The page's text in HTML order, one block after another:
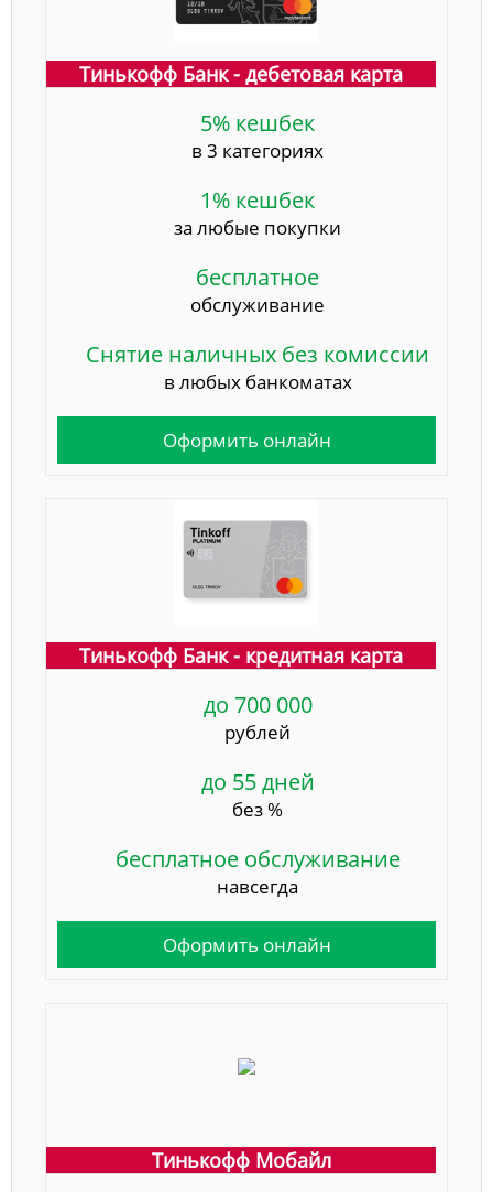
Тинькофф Банк - дебетовая карта
5% кешбек
в 3 категориях
1% кешбек
за любые покупки
бесплатное
обслуживание
Снятие наличных без комиссии
в любых банкоматах
Оформить онлайн
Тинькофф Банк - кредитная карта
до 700 000
рублей
до 55 дней
без %
бесплатное обслуживание
навсегда
Оформить онлайн
Тинькофф Мобайл